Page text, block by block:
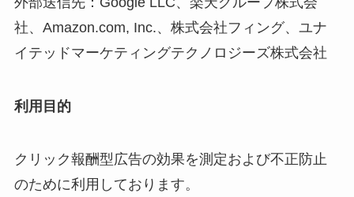
社、Amazon.com, Inc.、株式会社フィング、ユナ
イテッドマーケティングテクノロジーズ株式会社
利用目的
クリック報酬型広告の効果を測定および不正防止
のために利用しております。